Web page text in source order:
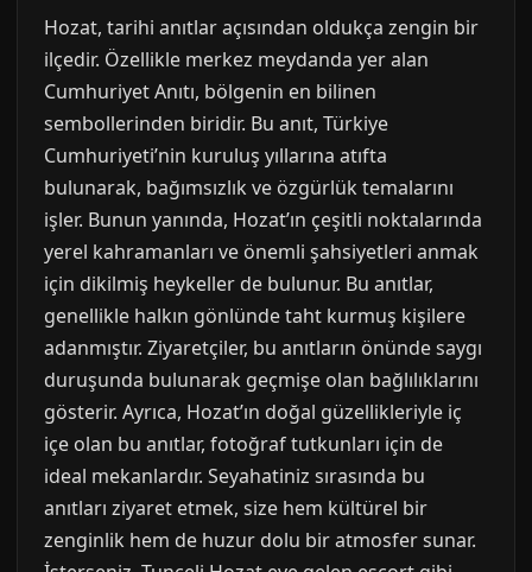
Hozat, tarihi anıtlar açısından oldukça zengin bir
ilçedir. Özellikle merkez meydanda yer alan
Cumhuriyet Anıtı, bölgenin en bilinen
sembollerinden biridir. Bu anıt, Türkiye
Cumhuriyeti’nin kuruluş yıllarına atıfta
bulunarak, bağımsızlık ve özgürlük temalarını
işler. Bunun yanında, Hozat’ın çeşitli noktalarında
yerel kahramanları ve önemli şahsiyetleri anmak
için dikilmiş heykeller de bulunur. Bu anıtlar,
genellikle halkın gönlünde taht kurmuş kişilere
adanmıştır. Ziyaretçiler, bu anıtların önünde saygı
duruşunda bulunarak geçmişe olan bağlılıklarını
gösterir. Ayrıca, Hozat’ın doğal güzellikleriyle iç
içe olan bu anıtlar, fotoğraf tutkunları için de
ideal mekanlardır. Seyahatiniz sırasında bu
anıtları ziyaret etmek, size hem kültürel bir
zenginlik hem de huzur dolu bir atmosfer sunar.